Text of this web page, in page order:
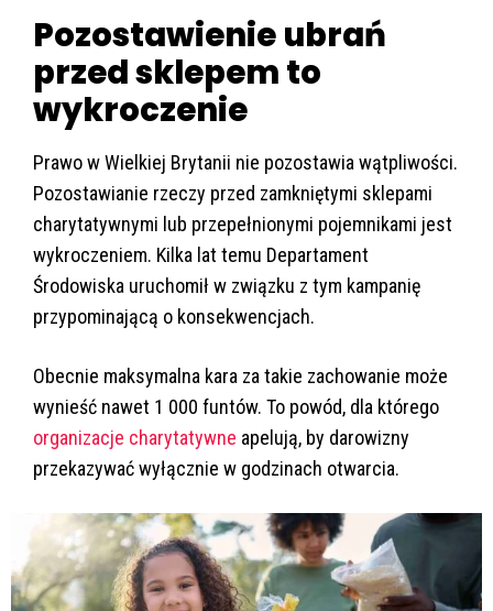
Pozostawienie ubrań
przed sklepem to
wykroczenie
Prawo w Wielkiej Brytanii nie pozostawia wątpliwości.
Pozostawianie rzeczy przed zamkniętymi sklepami
charytatywnymi lub przepełnionymi pojemnikami jest
wykroczeniem. Kilka lat temu Departament
Środowiska uruchomił w związku z tym kampanię
przypominającą o konsekwencjach.
Obecnie maksymalna kara za takie zachowanie może
wynieść nawet 1 000 funtów. To powód, dla którego
organizacje charytatywne apelują, by darowizny
przekazywać wyłącznie w godzinach otwarcia.